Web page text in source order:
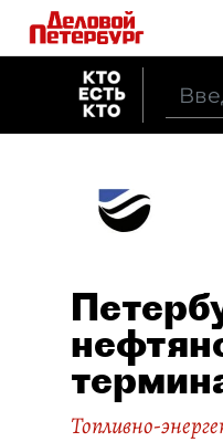
Топливно-